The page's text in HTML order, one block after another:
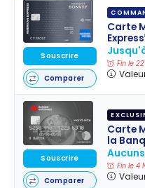
Carte
Express
Fin le
Souscrire
Comparer
Carte
la
Fin le 4
Souscrire
Comparer